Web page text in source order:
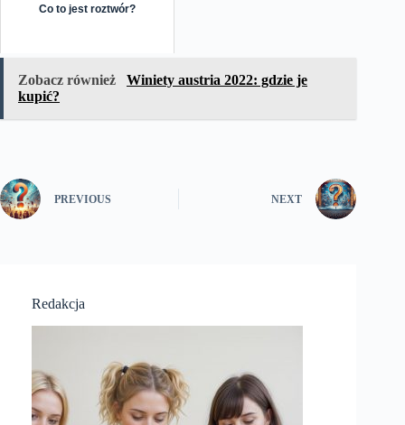
Co to jest roztwór?
Zobacz również
Winiety austria 2022: gdzie je
kupić?
PREVIOUS NEXT
Redakcja